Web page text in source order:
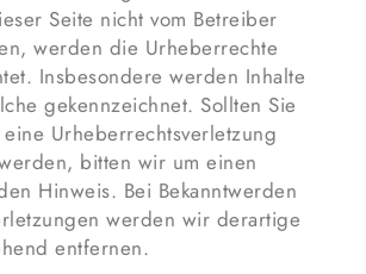
Seite nicht vom Betreiber
werden die Urheberrechte
Insbesondere werden Inhalte
gekennzeichnet. Sollten Sie
Urheberrechtsverletzung
bitten wir um einen
Hinweis. Bei Bekanntwerden
werden wir derartige
entfernen.